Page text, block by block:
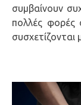
συμβαίνουν
πολλές φορές
συσχετίζονται